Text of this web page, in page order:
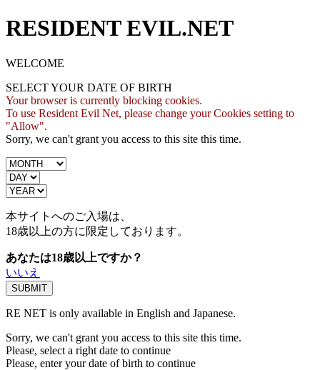
RESIDENT EVIL.NET
WELCOME
SELECT YOUR DATE OF BIRTH
Your browser is currently blocking cookies.
To use Resident Evil Net, please change your Cookies setting to
"Allow".
Sorry, we can't grant you access to this site this time.
本サイトへのご入場は、
18歳以上の方に限定しております。
あなたは18歳以上ですか？
いいえ
RE NET is only available in English and Japanese.
Sorry, we can't grant you access to this site this time.
Please, select a right date to continue
Please, enter your date of birth to continue